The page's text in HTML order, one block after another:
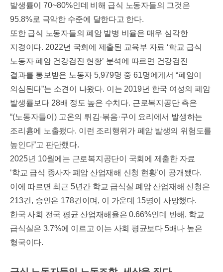
발생률이 70~80%인데 비해 급식 노동자들의 그것은
95.8%로 극악한 수준에 달한다고 한다.
또한 급식 노동자들의 폐암 발병 비율은 매우 심각한
지경이다. 2022년 국회에 제출된 교육부 자료 ‘학교 급식
노동자 폐암 건강검진 현황’ 분석에 따르면 건강검진
결과를 통보받은 노동자 5,979명 중 61명에게서 “폐암이
의심된다”는 소견이 나왔다. 이는 2019년 한국 여성의 폐암
발생률보다 28배 정도 높은 수치다. 근로복지공단 측은
“(노동자들이 ) 고온의 튀김·볶음·구이 요리에서 발생하는
조리흄에 노출됐다. 이런 조리행위가 폐암 발생의 위험도를
높인다”고 판단했다.
2025년 10월에는 근로복지공단이 국회에 제출한 자료
‘학교 급식 종사자 폐암 산업재해 신청 현황’이 공개됐다.
이에 따르면 최근 5년간 학교 급식실 폐암 산업재해 신청은
213건 , 승인은 178건이며 , 이 가운데 15명이 사망했다.
한국 사회 전국 평균 산업재해율은0.66%인데 반해 , 학교
급식실은 3.7%에 이르고 이는 사회 평균보다 5배나 높은
형국이다.